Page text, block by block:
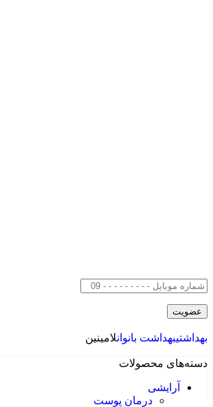
بهداشتیبهداشت بانوانلامینین
دسته‌های محصولات
آرایشی
درمان پوست